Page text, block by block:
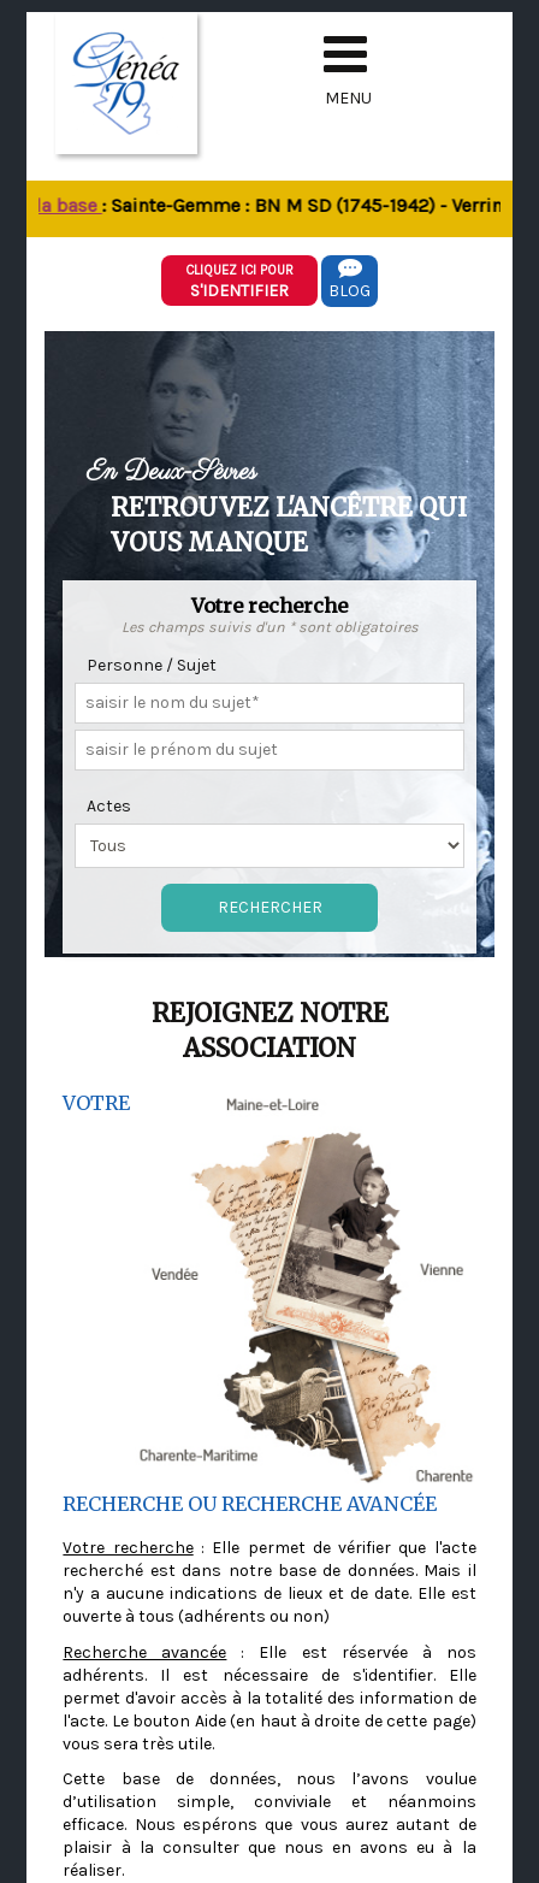
MENU
la base: Sainte-Gemme : BN M SD (1745-1942) - Verrines-
CLIQUEZ ICI POUR
S'IDENTIFIER BLOG
En Deux-Sèvres
RETROUVEZ L'ANCÊTRE QUI
VOUS MANQUE
Votre recherche
Les champs suivis d'un * sont obligatoires
Personne / Sujet
Actes
REJOIGNEZ NOTRE
ASSOCIATION
VOTRE
RECHERCHE OU RECHERCHE AVANCÉE
Votre recherche: Elle permet de vérifier que l'acte
recherché est dans notre base de données. Mais il
n'y a aucune indications de lieux et de date. Elle est
ouverte à tous (adhérents ou non)
Recherche avancée : Elle est réservée à nos
adhérents. Il est nécessaire de s'identifier. Elle
permet d'avoir accès à la totalité des information de
l'acte. Le bouton Aide (en haut à droite de cette page)
vous sera très utile.
Cette base de données, nous l’avons voulue
d’utilisation simple, conviviale et néanmoins
efficace. Nous espérons que vous aurez autant de
plaisir à la consulter que nous en avons eu à la
réaliser.